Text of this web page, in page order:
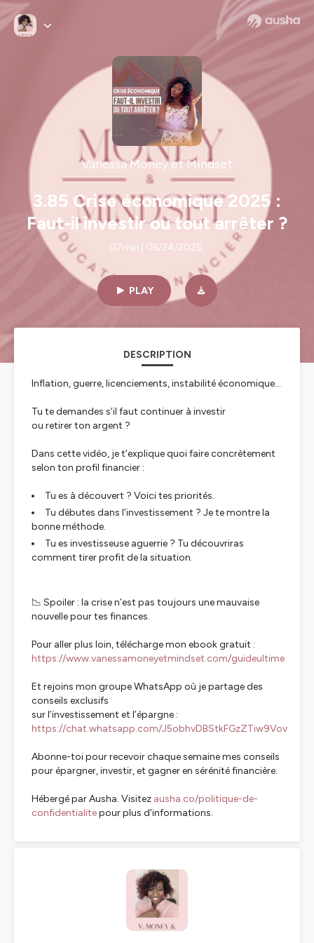
Vanessa Money et Mindset
3.85 Crise économique 2025 :
Faut-il investir ou tout arrêter ?
07min | 06/24/2025
PLAY
DESCRIPTION
Inflation, guerre, licenciements, instabilité économique…
Tu te demandes s’il faut continuer à investir
ou retirer ton argent ?
Dans cette vidéo, je t’explique quoi faire concrètement
selon ton profil financier :
Tu es à découvert ? Voici tes priorités.
Tu débutes dans l’investissement ? Je te montre la
bonne méthode.
Tu es investisseuse aguerrie ? Tu découvriras
comment tirer profit de la situation.
📉 Spoiler : la crise n’est pas toujours une mauvaise
nouvelle pour tes finances.
Pour aller plus loin, télécharge mon ebook gratuit :
https://www.vanessamoneyetmindset.com/guideultime
Et rejoins mon groupe WhatsApp où je partage des
conseils exclusifs
sur l’investissement et l’épargne :
https://chat.whatsapp.com/J5obhvDBStkFGzZTiw9Vov
Abonne-toi pour recevoir chaque semaine mes conseils
pour épargner, investir, et gagner en sérénité financière.
Hébergé par Ausha. Visitez ausha.co/politique-de-
confidentialitepour plus d'informations.